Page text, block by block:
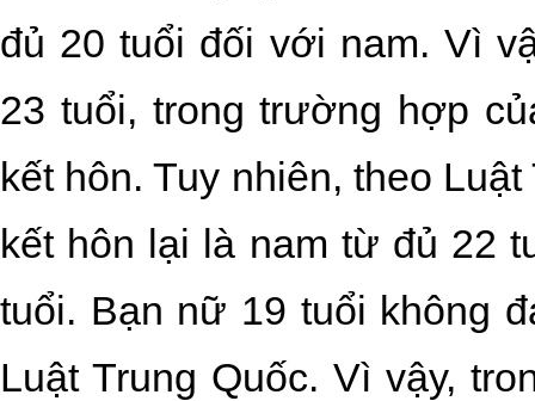
đủ 20 tuổi đối với nam. Vì
23 tuổi, trong trường hợp
kết hôn. Tuy nhiên, theo
kết hôn lại là nam từ đủ 22
tuổi. Bạn nữ 19 tuổi không
Luật Trung Quốc. Vì vậy,